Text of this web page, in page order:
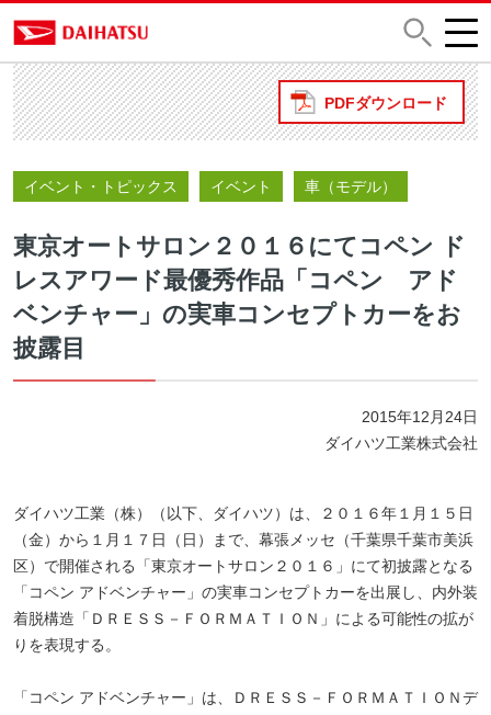
PDFダウンロード
イベント・トピックス イベント 車（モデル）
東京オートサロン２０１６にてコペン ド
レスアワード最優秀作品「コペン アド
ベンチャー」の実車コンセプトカーをお
披露目
2015年12月24日
ダイハツ工業株式会社
ダイハツ工業（株）（以下、ダイハツ）は、２０１６年１月１５日
（金）から１月１７日（日）まで、幕張メッセ（千葉県千葉市美浜
区）で開催される「東京オートサロン２０１６」にて初披露となる
「コペン アドベンチャー」の実車コンセプトカーを出展し、内外装
着脱構造「ＤＲＥＳＳ－ＦＯＲＭＡＴＩＯＮ」による可能性の拡が
りを表現する。
「コペン アドベンチャー」は、ＤＲＥＳＳ－ＦＯＲＭＡＴＩＯＮデ